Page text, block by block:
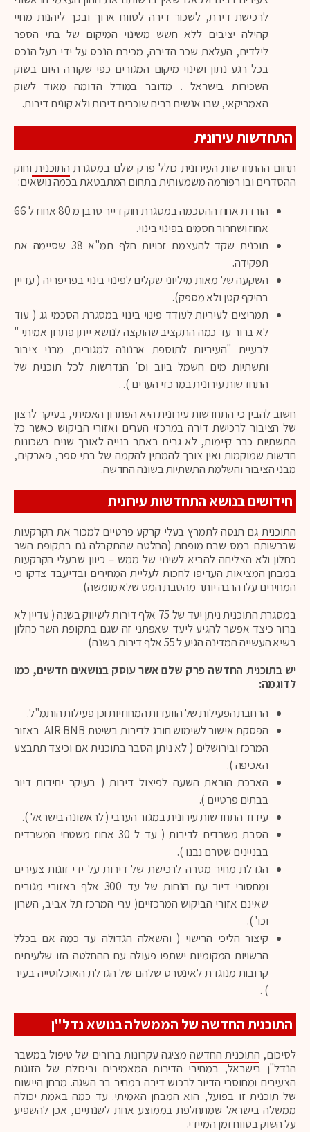
לרכישת דירת, לשכור דירה לטווח ארוך ובכך ליהנות מחיי
קהילה יציבים ללא חשש משינוי המיקום של בתי הספר
לילדים, העלאת שכר הדירה, מכירת הנכס על ידי בעל הנכס
בכל רגע נתון ושינוי מיקום המגורים כפי שקורה היום בשוק
השכירות בישראל . מדובר במודל הדומה מאוד לשוק
האמריקאי, שבו אנשים רבים שוכרים דירות ולא קונים דירות.
התחדשות עירונית
תחום ההתחדשות העירונית כולל פרק שלם במסגרת התוכנית וחוק
ההסדרים ובו רפורמה משמעותית בתחום המתבטאת בכמה נושאים:
הורדת אחוז ההסכמה במסגרת חוק דייר סרבן מ 80 אחוז ל 66
אחוז ושחרור חסמים בפינוי בינוי.
תוכנית שקד להעצמת זכויות חלף תמ"א 38 שסיימה את
תפקידה.
השקעה של מאות מיליוני שקלים לפינוי בינוי בפריפריה ( עדיין
בהיקף קטן ולא מספק).
תמריצים לעיריות לעודד פינוי בינוי במסגרת הסכמי גג ( עוד
לא ברור עד כמה התקציב שהוקצה לנושא ייתן פתרון אמיתי "
לבעיית "העיריות לתוספת ארנונה למגורים, מבני ציבור
ותשתיות מים חשמל ביוב וכו' הנדרשות לכל תוכנית של
התחדשות עירונית במרכזי הערים ). .
חשוב להבין כי התחדשות עירונית היא הפתרון האמיתי, בעיקר לרצון
של הציבור לרכישת דירה במרכזי הערים ואזורי הביקוש כאשר כל
התשתיות כבר קיימות, לא גרים באתר בנייה לאורך שנים בשכונות
חדשות שמוקמות ואין צורך להמתין להקמה של בתי ספר, פארקים,
מבני הציבור והשלמת התשתיות בשונה החדשה.
חידושים בנושא התחדשות עירונית
התוכנית גם תנסה לתמרץ בעלי קרקע פרטיים למכור את הקרקעות
שברשותם במס שבח מופחת (החלטה שהתקבלה גם בתקופת השר
כחלון ולא הצליחה להביא לשינוי של ממש – כיוון שבעלי הקרקעות
במבחן המציאות העדיפו לחכות לעליית המחירים ובדיעבד צדקו כי
המחירים עלו הרבה יותר מהטבת המס שלא מומשה).
במסגרת התוכנית ניתן יעד של 75 אלף דירות לשיווק בשנה ( עדיין לא
ברור כיצד אפשר להגיע ליעד שאפתני זה שגם בתקופת השר כחלון
בשיא העשייה המדינה הגיע ל 55 אלף דירות בשנה)
יש בתוכנית החדשה פרק שלם אשר עוסק בנושאים חדשים, כמו
לדוגמה:
הרחבת הפעילות של הוועדות המחוזיות וכן פעילות הותמ"ל.
הפסקת אישור לשימוש חורג לדירות בשיטת AIR BNB באזור
המרכז ובירושלים ( לא ניתן הסבר בתוכנית אם וכיצד תתבצע
האכיפה ).
הארכת הוראת השעה לפיצול דירות ( בעיקר יחידות דיור
בבתים פרטיים ).
עידוד התחדשות עירונית במגזר הערבי ( לראשונה בישראל ).
הסבת משרדים לדירות ( עד ל 30 אחוז משטחי המשרדים
בבניינים שטרם נבנו ).
הגדלת מחיר מטרה לרכישת של דירות על ידי זוגות צעירים
ומחסורי דיור עם הנחות של עד 300 אלף באזורי מגורים
שאינם אזורי הביקוש המרכזיים( ערי המרכז תל אביב, השרון
וכו' ).
קיצור הליכי הרישוי ( והשאלה הגדולה עד כמה אם בכלל
הרשויות המקומיות ישתפו פעולה עם ההחלטה הזו שלעיתים
קרובות מנוגדת לאינטרס שלהם של הגדלת האוכלוסייה בעיר
) .
התוכנית החדשה של הממשלה בנושא נדל"ן
לסיכום, התוכנית החדשהמציגה עקרונות ברורים של טיפול במשבר
הנדל"ן בישראל, במחירי הדירות המאמירים וביכולת של הזוגות
הצעירים ומחוסרי הדיור לרכוש דירה במחיר בר השגה. מבחן היישום
של תוכנית זו בפועל, הוא המבחן האמיתי. עד כמה באמת יכולה
ממשלה בישראל שמתחלפת בממוצע אחת לשנתיים, אכן להשפיע
על השוק בטווח זמן המיידי.